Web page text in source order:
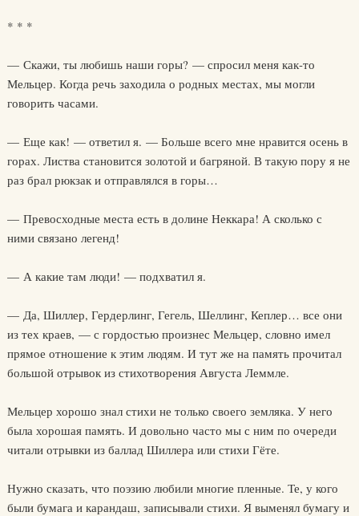
* * *
— Скажи, ты любишь наши горы? — спросил меня как-то
Мельцер. Когда речь заходила о родных местах, мы могли
говорить часами.
— Еще как! — ответил я. — Больше всего мне нравится осень в
горах. Листва становится золотой и багряной. В такую пору я не
раз брал рюкзак и отправлялся в горы…
— Превосходные места есть в долине Неккара! А сколько с
ними связано легенд!
— А какие там люди! — подхватил я.
— Да, Шиллер, Гердерлинг, Гегель, Шеллинг, Кеплер… все они
из тех краев, — с гордостью произнес Мельцер, словно имел
прямое отношение к этим людям. И тут же на память прочитал
большой отрывок из стихотворения Августа Леммле.
Мельцер хорошо знал стихи не только своего земляка. У него
была хорошая память. И довольно часто мы с ним по очереди
читали отрывки из баллад Шиллера или стихи Гёте.
Нужно сказать, что поэзию любили многие пленные. Те, у кого
были бумага и карандаш, записывали стихи. Я выменял бумагу и